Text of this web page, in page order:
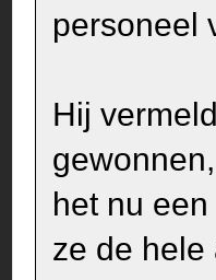
personeel
Hij
het nu
ze de hele